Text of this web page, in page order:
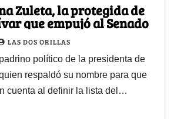
Zuleta, la protegida de
que empujó al Senado
LAS DOS ORILLAS
político de la presidenta de
respaldó su nombre para que
cuenta al definir la lista del…